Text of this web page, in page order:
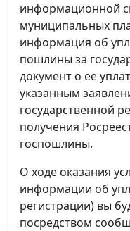
информационной
муниципальных
информация об
пошлины за
документ о ее
указанным
государственной
получения
госпошлины.
О ходе оказания
информации об
регистрации) вы
посредством